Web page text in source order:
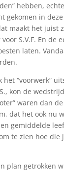
hebben,
in deze
maakt het juist
S.V.F. En de
laten.
“voorwerk”
kon de
waren dan
dat het ook nu
gemiddelde
te zien hoe
plan getrokken